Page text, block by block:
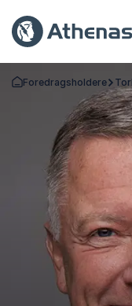
Tilbage til forsiden
Foredragsholdere